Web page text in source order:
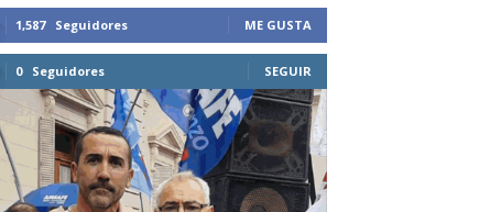
1,587 Seguidores ME GUSTA
0 Seguidores SEGUIR